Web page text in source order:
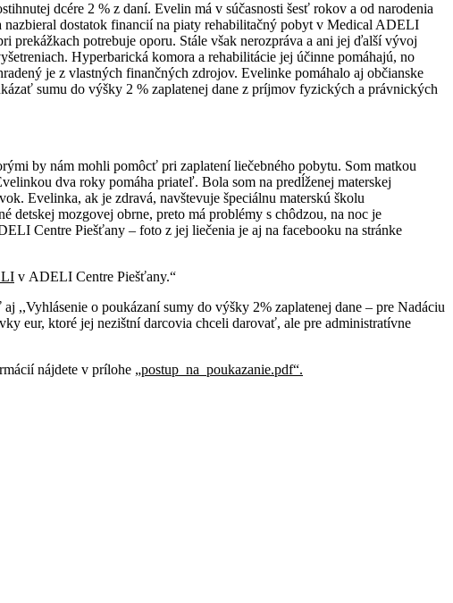
dcére 2 % z daní. Evelin má v súčasnosti šesť rokov a od narodenia
dostatok financií na piaty rehabilitačný pobyt v Medical ADELI
prekážkach potrebuje oporu. Stále však nerozpráva a ani jej ďalší vývoj
Hyperbarická komora a rehabilitácie jej účinne pomáhajú, no
je z vlastných finančných zdrojov. Evelinke pomáhalo aj občianske
sumu do výšky 2 % zaplatenej dane z príjmov fyzických a právnických
by nám mohli pomôcť pri zaplatení liečebného pobytu. Som matkou
dva roky pomáha priateľ. Bola som na predĺženej materskej
Evelinka, ak je zdravá, navštevuje špeciálnu materskú školu
detskej mozgovej obrne, preto má problémy s chôdzou, na noc je
Centre Piešťany – foto z jej liečenia je aj na facebooku na stránke
v ADELI Centre Piešťany.“
,,Vyhlásenie o poukázaní sumy do výšky 2% zaplatenej dane – pre Nadáciu
eur, ktoré jej nezištní darcovia chceli darovať, ale pre administratívne
nájdete v prílohe „postup_na_poukazanie.pdf“.